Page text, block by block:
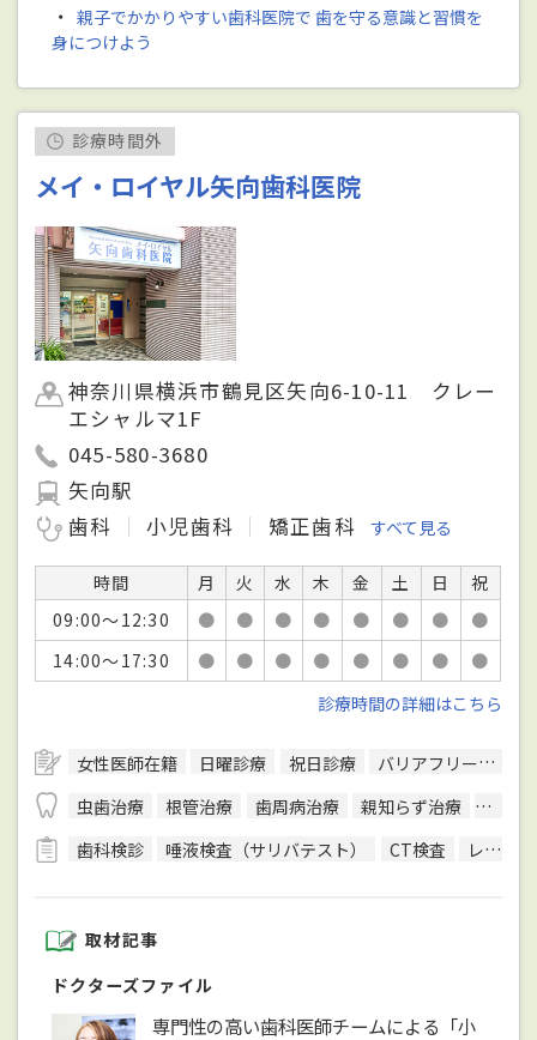
・ 親子でかかりやすい歯科医院で 歯を守る意識と習慣を
身につけよう
診療時間外
メイ・ロイヤル矢向歯科医院
神奈川県横浜市鶴見区矢向6-10-11 クレー
エシャルマ1F
045-580-3680
矢向駅
歯科
小児歯科 矯正歯科 すべて見る
時間 月 火 水 木 金 土 日
祝
09:00～12:30
● ● ● ● ● ● ●
●
14:00～17:30
● ● ● ● ● ● ●
●
診療時間の詳細はこちら
女性医師在籍 日曜診療 祝日診療 バリアフリー対応
虫歯治療
根管治療 歯周病治療 親知らず治療
入れ
歯科検診
唾液検査（サリバテスト） CT検査 レントゲン検査
取材記事
ドクターズファイル
専門性の高い歯科医師チームによる「小